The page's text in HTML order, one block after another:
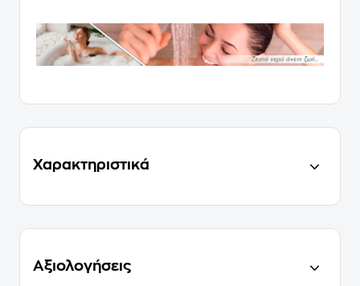
Χαρακτηριστικά
Αξιολογήσεις